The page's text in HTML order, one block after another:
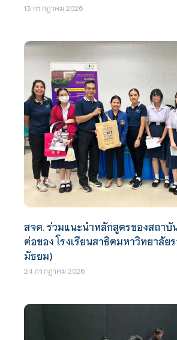
13 กรกฎาคม 2026
สจด. ร่วมแนะนำหลักสูตรของสถาบั
ต่อของ โรงเรียนสาธิตมหาวิทยาลัย
มัธยม)
24 กรกฎาคม 2026